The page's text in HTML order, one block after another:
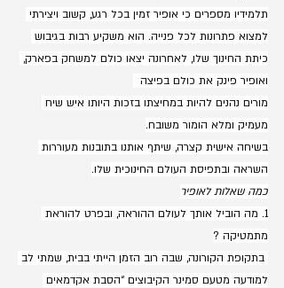
תלמידיו מספרים כי אופיר זמין בכל רגע, קשוב ויצירתי
למצוא פתרונות לכל פנייה. הוא משקיע רבות בגיבוש
כיתת החינוך שלו, לאחרונה יצאו כולם למשחק בפארק,
ואופיר פינק את כולם בפיצה
מורים נהנים להיות במחיצתו בזכות היותו איש שיח
מעמיק ומלא הומור משובח.
בשיחה אישית קצרה, שיתף אותנו בתובנות מעוררות
השראה ובתפיסת העולם החינוכית שלו.
כמה שאלות לאופיר
1. מה הוביל אותך לעולם ההוראה, ובפרט להוראת
מתמטיקה ?
בתקופת הקורונה, שבה רוב הזמן הייתי בבית, שמתי לב
למודעה מטעם סמינר הקיבוצים “הסבת אקדמאים